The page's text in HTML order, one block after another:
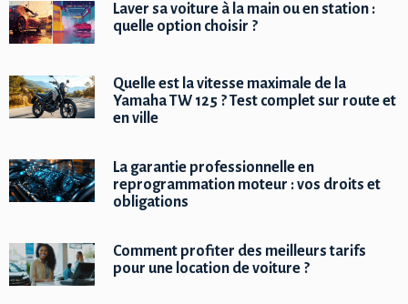
Laver sa voiture à la main ou en station :
quelle option choisir ?
Quelle est la vitesse maximale de la
Yamaha TW 125 ? Test complet sur route et
en ville
La garantie professionnelle en
reprogrammation moteur : vos droits et
obligations
Comment profiter des meilleurs tarifs
pour une location de voiture ?